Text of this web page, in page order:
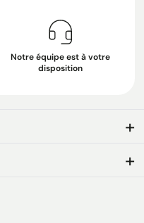
Notre équipe est à votre
disposition